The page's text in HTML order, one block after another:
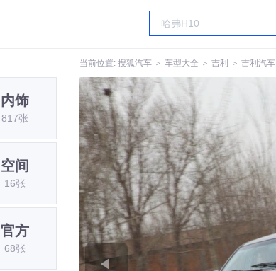
当前位置: 搜狐汽车 ＞ 车型大全 ＞ 吉利 ＞ 吉利汽车
内饰
817张
空间
16张
官方
68张